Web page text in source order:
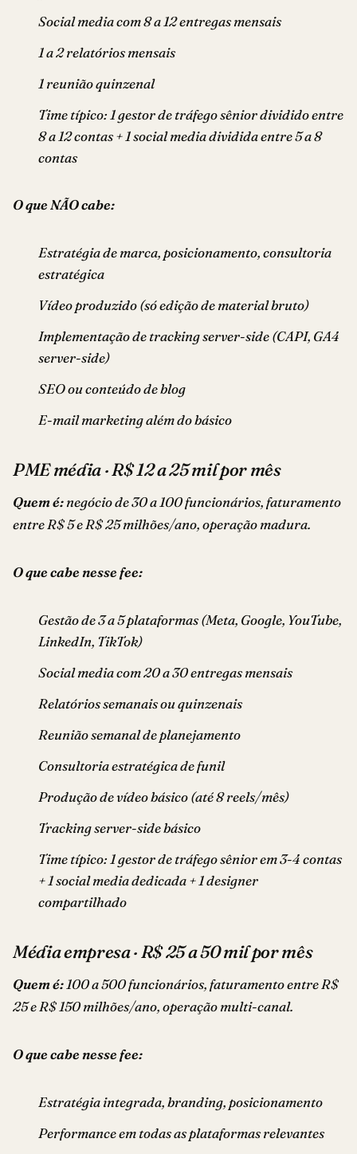
Social media com 8 a 12 entregas mensais
1 a 2 relatórios mensais
1 reunião quinzenal
Time típico: 1 gestor de tráfego sênior dividido entre
8 a 12 contas + 1 social media dividida entre 5 a 8
contas
O que NÃO cabe:
Estratégia de marca, posicionamento, consultoria
estratégica
Vídeo produzido (só edição de material bruto)
Implementação de tracking server-side (CAPI, GA4
server-side)
SEO ou conteúdo de blog
E-mail marketing além do básico
PME média · R$ 12 a 25 mil por mês
Quem é:negócio de 30 a 100 funcionários, faturamento
entre R$ 5 e R$ 25 milhões/ano, operação madura.
O que cabe nesse fee:
Gestão de 3 a 5 plataformas (Meta, Google, YouTube,
LinkedIn, TikTok)
Social media com 20 a 30 entregas mensais
Relatórios semanais ou quinzenais
Reunião semanal de planejamento
Consultoria estratégica de funil
Produção de vídeo básico (até 8 reels/mês)
Tracking server-side básico
Time típico: 1 gestor de tráfego sênior em 3-4 contas
+ 1 social media dedicada + 1 designer
compartilhado
Média empresa · R$ 25 a 50 mil por mês
Quem é: 100 a 500 funcionários, faturamento entre R$
25 e R$ 150 milhões/ano, operação multi-canal.
O que cabe nesse fee:
Estratégia integrada, branding, posicionamento
Performance em todas as plataformas relevantes